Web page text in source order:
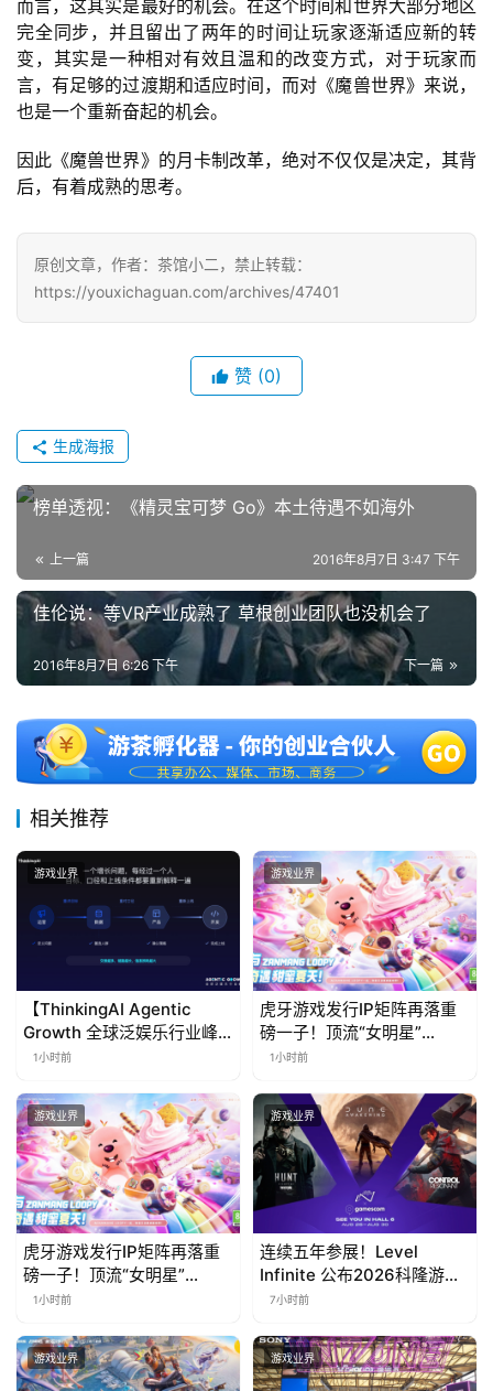
休
闲
游
戏
2
0
第
十
三
奖
月
3
游
茶
对
接
上
站
中
文
(
中
国
)
而言，这其实是最好的机会。在这个时间和世界大部分地区
完全同步，并且留出了两年的时间让玩家逐渐适应新的转
变，其实是一种相对有效且温和的改变方式，对于玩家而
言，有足够的过渡期和适应时间，而对《魔兽世界》来说，
也是一个重新奋起的机会。
因此《魔兽世界》的月卡制改革，绝对不仅仅是决定，其背
后，有着成熟的思考。
原创文章，作者：茶馆小二，禁止转载：
https://youxichaguan.com/archives/47401
赞 (0)
生成海报
榜单透视：《精灵宝可梦 Go》本土待遇不如海外
上一篇 2016年8月7日 3:47 下午
佳伦说：等VR产业成熟了 草根创业团队也没机会了
下一篇
2016年8月7日 6:26 下午
相关推荐
游戏业界
【ThinkingAI Agentic
Growth 全球泛娱乐行业峰
会】Agent 时代，人到底负
1小时前
游戏业界
虎牙游戏发行IP矩阵再落重
磅一子！顶流“女明星”
ZANMANG LOOPY 正版3D
曝光
1小时前
游戏业界
虎牙游戏发行IP矩阵再落重
磅一子！顶流“女明星”
ZANMANG LOOPY 正版3D
曝光
1小时前
游戏业界
连续五年参展！Level
Infinite 公布2026科隆游戏
展产品阵容
7小时前
游戏业界 游戏业界